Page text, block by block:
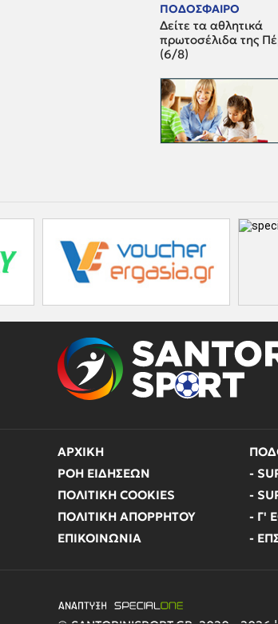
ΠΟΔΟΣΦΑΙΡΟ
Δείτε τα αθλητικά
πρωτοσέλιδα της
(6/8)
ΑΡΧΙΚΗ
ΡΟΗ ΕΙΔΗΣΕΩΝ
ΠΟΛΙΤΙΚΗ COOKIES
ΠΟΛΙΤΙΚΗ ΑΠΟΡΡΗΤΟΥ
ΕΠΙΚΟΙΝΩΝΙΑ
-
-
- Γ'
-